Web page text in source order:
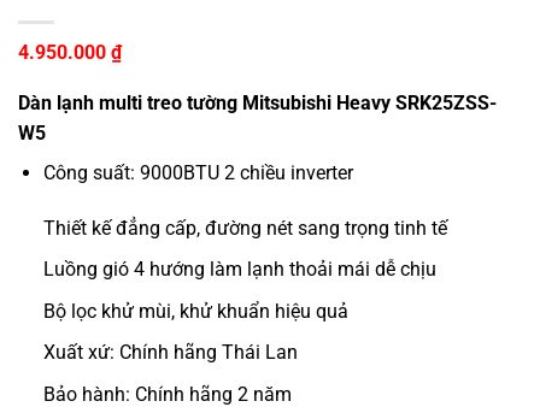
4.950.000 ₫
Dàn lạnh multi treo tường Mitsubishi Heavy SRK25ZSS-
W5
Công suất: 9000BTU 2 chiều inverter
Thiết kế đẳng cấp, đường nét sang trọng tinh tế
Luồng gió 4 hướng làm lạnh thoải mái dễ chịu
Bộ lọc khử mùi, khử khuẩn hiệu quả
Xuất xứ: Chính hãng Thái Lan
Bảo hành: Chính hãng 2 năm